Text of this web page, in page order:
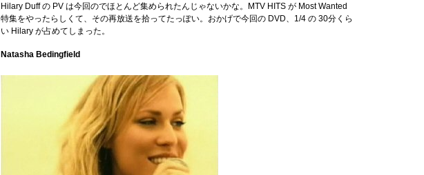
Hilary Duff の PV は今回のでほとんど集められたんじゃないかな。MTV HITS が Most Wanted
特集をやったらしくて、その再放送を拾ってたっぽい。おかげで今回の DVD、1/4 の 30分くら
い Hilary が占めてしまった。
Natasha Bedingfield